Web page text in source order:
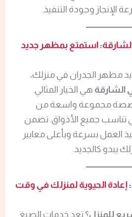
الإنجاز وجودة التنفيذ.
استمتع بمظهر جديد
مظهر الجدران في منزلك،
الشارقة هي الخيار المثالي.
مجموعة واسعة من
تناسب جميع الأذواق. تضمن
العمل بسرعة وبأعلى معايير
يبدو كالجديد.
الحيوية لمنزلك في وقت
للمنزل؟ تعد خدمات الصبغ